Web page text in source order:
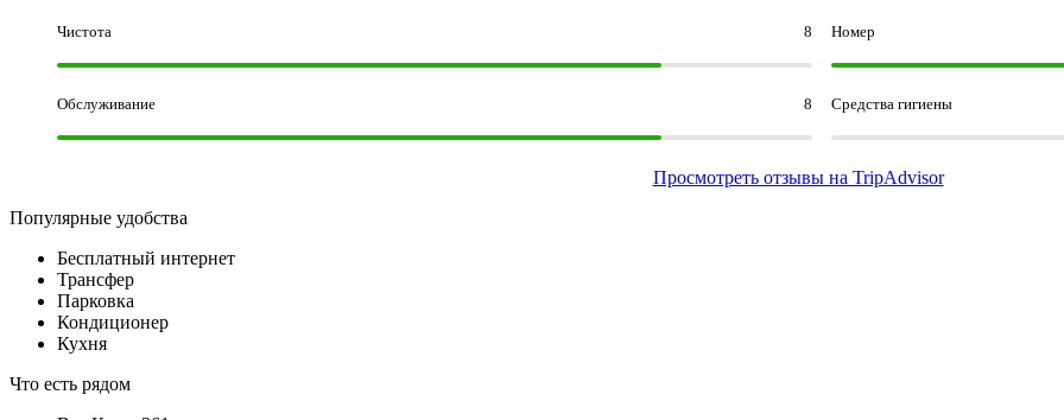
Чистота 8 Номер
Обслуживание 8 Средства гигиены
Просмотреть отзывы на TripAdvisor
Популярные удобства
Бесплатный интернет
Трансфер
Парковка
Кондиционер
Кухня
Что есть рядом